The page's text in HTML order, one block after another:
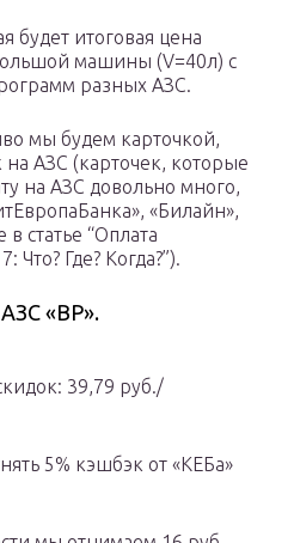
будет итоговая цена
машины (V=40л) с
разных АЗС.
мы будем карточкой,
на АЗС (карточек, которые
на АЗС довольно много,
«Билайн»,
статье “Оплата
Что? Где? Когда?”).
«BP».
39,79 руб./
5% кэшбэк от «КЕБа»